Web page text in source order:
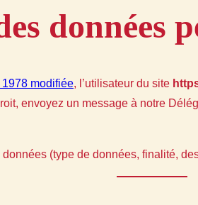
données
modifiée, l’utilisateur du site
envoyez un message à notre
(type de données, finalité,